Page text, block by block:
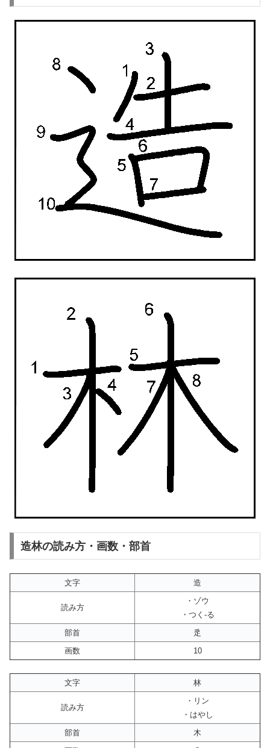
造林の読み方・画数・部首
文字 造
読み方
・ゾウ
・つく-る
部首
辵
画数
10
文字 林
読み方
・リン
・はやし
部首
木